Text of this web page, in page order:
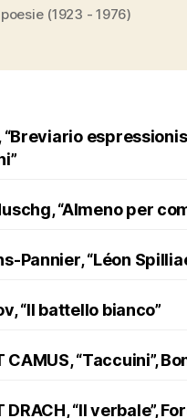
poesie (1923 - 1976)
“Breviario
“Almeno per
Pannier, “Léon
“Il battello bianco”
CAMUS, “Taccuini”,
DRACH, “Il verbale”,